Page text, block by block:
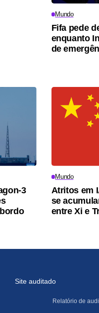
Mundo
Fifa pede
enquanto
de
3
Mundo
Atritos em
se
entre Xi e
Site auditado
Relatório de